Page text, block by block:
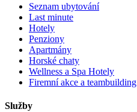
Seznam ubytování
Last minute
Hotely
Penziony
Apartmány
Horské chaty
Wellness a Spa Hotely
Firemní akce a teambuilding
Služby